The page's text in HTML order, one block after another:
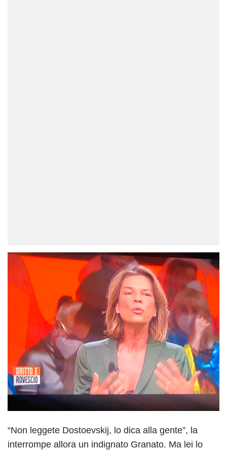
“Non leggete Dostoevskij, lo dica alla gente”, la
interrompe allora un indignato Granato. Ma lei lo